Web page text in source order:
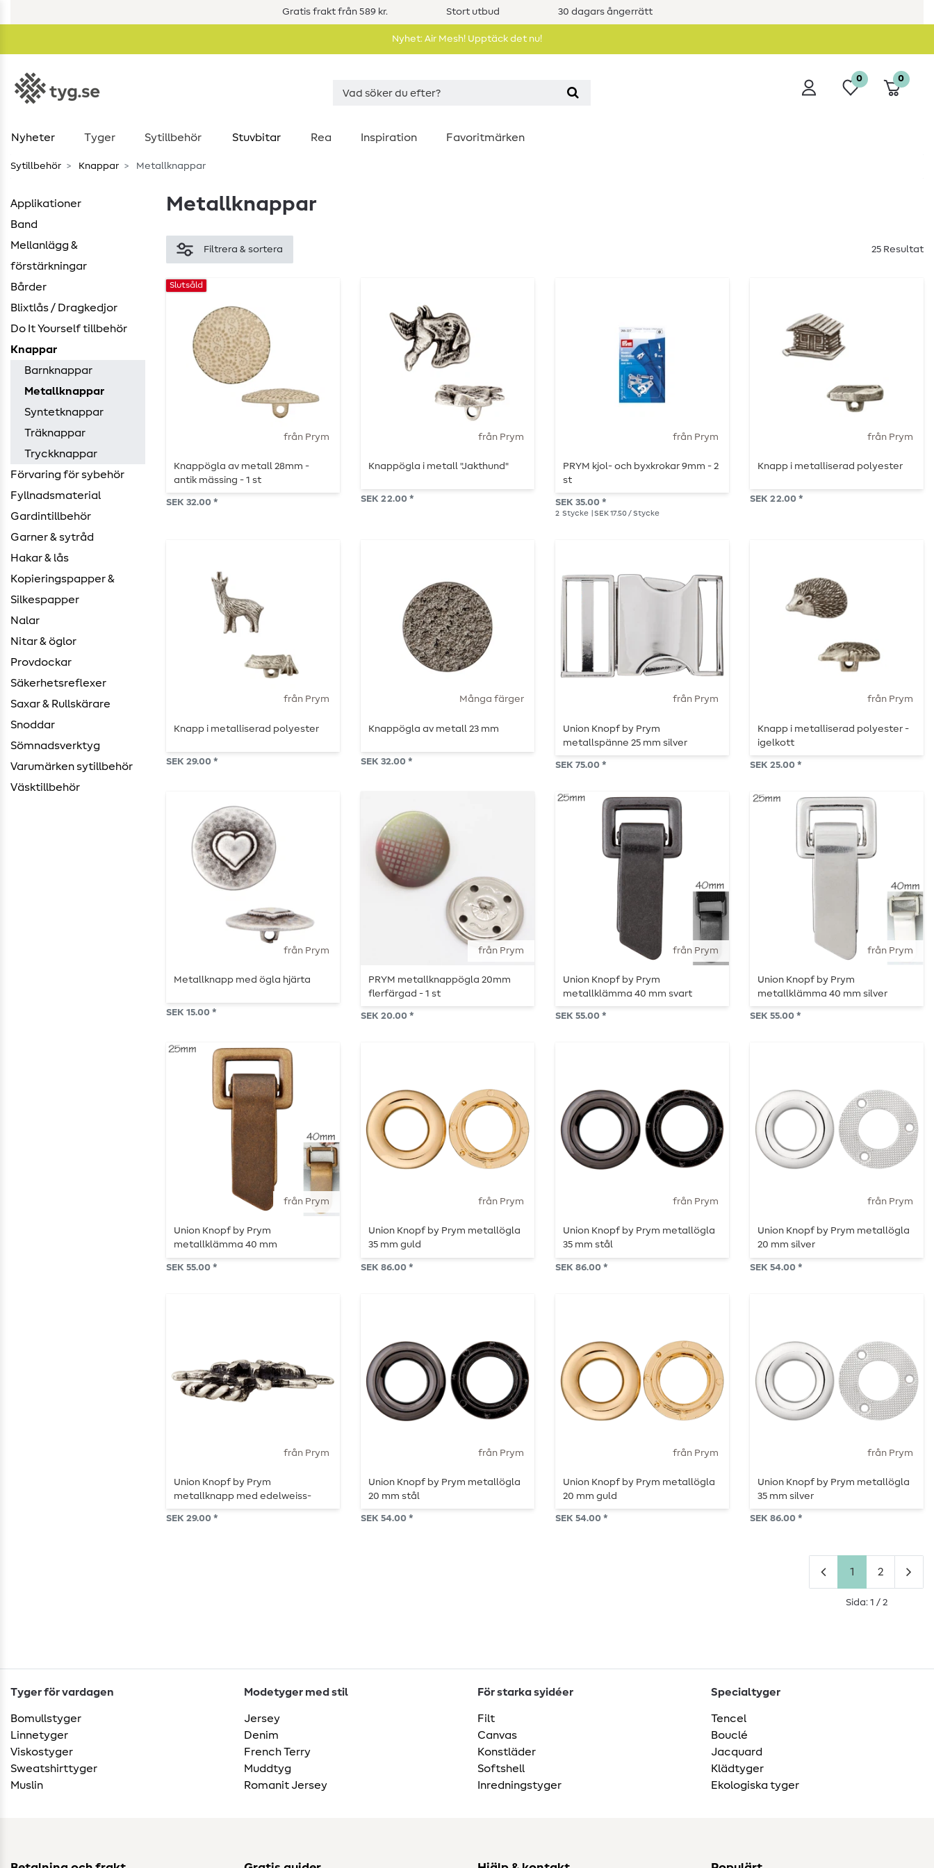
Gratis frakt från 589 kr. Stort utbud 30 dagars ångerrätt
Nyhet: Air Mesh! Upptäck det nu!
0 0
Nyheter Tyger Sytillbehör Stuvbitar Rea Inspiration Favoritmärken
Sytillbehör Knappar Metallknappar
Applikationer
Band
Mellanlägg &
förstärkningar
Bårder
Blixtlås / Dragkedjor
Do It Yourself tillbehör
Knappar
Barnknappar
Metallknappar
Syntetknappar
Träknappar
Tryckknappar
Förvaring för sybehör
Fyllnadsmaterial
Gardintillbehör
Garner & sytråd
Hakar & lås
Kopieringspapper &
Silkespapper
Nalar
Nitar & öglor
Provdockar
Säkerhetsreflexer
Saxar & Rullskärare
Snoddar
Sömnadsverktyg
Varumärken sytillbehör
Väsktillbehör
Metallknappar
Filtrera & sortera 25 Resultat
från Prym
Slutsåld
Knappögla av metall 28mm -
antik mässing - 1 st
SEK 32.00 *
från Prym
Knappögla i metall "Jakthund"
SEK 22.00 *
från Prym
PRYM kjol- och byxkrokar 9mm - 2
st
SEK 35.00 *
2 Stycke | SEK 17.50 / Stycke
från Prym
Knapp i metalliserad polyester
SEK 22.00 *
från Prym
Knapp i metalliserad polyester
SEK 29.00 *
Många färger
Knappögla av metall 23 mm
SEK 32.00 *
från Prym
Union Knopf by Prym
metallspänne 25 mm silver
SEK 75.00 *
från Prym
Knapp i metalliserad polyester -
igelkott
SEK 25.00 *
från Prym
Metallknapp med ögla hjärta
SEK 15.00 *
från Prym
PRYM metallknappögla 20mm
flerfärgad - 1 st
SEK 20.00 *
från Prym
Union Knopf by Prym
metallklämma 40 mm svart
SEK 55.00 *
från Prym
Union Knopf by Prym
metallklämma 40 mm silver
SEK 55.00 *
från Prym
Union Knopf by Prym
metallklämma 40 mm
antikmässing
SEK 55.00 *
från Prym
Union Knopf by Prym metallögla
35 mm guld
SEK 86.00 *
från Prym
Union Knopf by Prym metallögla
35 mm stål
SEK 86.00 *
från Prym
Union Knopf by Prym metallögla
20 mm silver
SEK 54.00 *
från Prym
Union Knopf by Prym
metallknapp med edelweiss-
motiv, hålstorlek 8 mm, silver
SEK 29.00 *
från Prym
Union Knopf by Prym metallögla
20 mm stål
SEK 54.00 *
från Prym
Union Knopf by Prym metallögla
20 mm guld
SEK 54.00 *
från Prym
Union Knopf by Prym metallögla
35 mm silver
SEK 86.00 *
1 2
Sida: 1 / 2
Tyger för vardagen
Bomullstyger
Linnetyger
Viskostyger
Sweatshirttyger
Muslin
Modetyger med stil
Jersey
Denim
French Terry
Muddtyg
Romanit Jersey
För starka syidéer
Filt
Canvas
Konstläder
Softshell
Inredningstyger
Specialtyger
Tencel
Bouclé
Jacquard
Klädtyger
Ekologiska tyger